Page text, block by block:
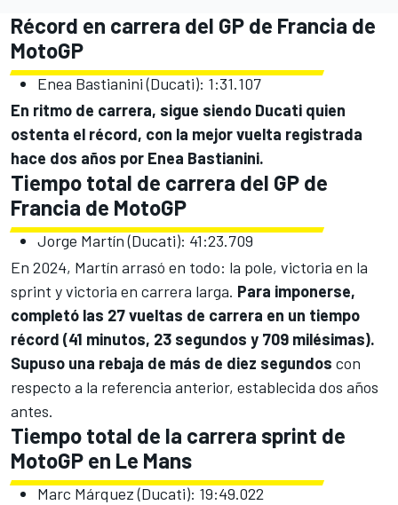
Récord en carrera del GP de Francia de
MotoGP
Enea Bastianini(Ducati): 1:31.107
En ritmo de carrera, sigue siendo Ducati quien
ostenta el récord, con la mejor vuelta registrada
hace dos años por Enea Bastianini.
Tiempo total de carrera del GP de
Francia de MotoGP
Jorge Martín (Ducati): 41:23.709
En 2024, Martín arrasó en todo: la pole, victoria en la
sprint y victoria en carrera larga. Para imponerse,
completó las 27 vueltas de carrera en un tiempo
récord (41 minutos, 23 segundos y 709 milésimas).
Supuso una rebaja de más de diez segundos con
respecto a la referencia anterior, establecida dos años
antes.
Tiempo total de la carrera sprint de
MotoGP en Le Mans
Marc Márquez (Ducati): 19:49.022